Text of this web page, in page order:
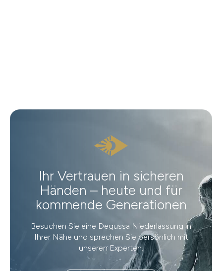
Ihr Vertrauen in sicheren
Händen – heute und für
kommende Generationen
Besuchen Sie eine Degussa Niederlassung in
Ihrer Nähe und sprechen Sie persönlich mit
unseren Experten.